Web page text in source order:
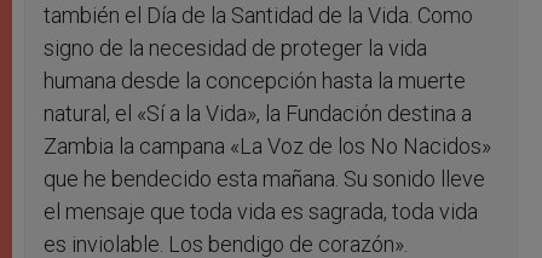
también el Día de la Santidad de la Vida. Como
signo de la necesidad de proteger la vida
humana desde la concepción hasta la muerte
natural, el «Sí a la Vida», la Fundación destina a
Zambia la campana «La Voz de los No Nacidos»
que he bendecido esta mañana. Su sonido lleve
el mensaje que toda vida es sagrada, toda vida
es inviolable. Los bendigo de corazón».